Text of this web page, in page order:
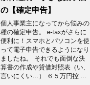
の【確定申告】
個人事業主になってから悩みの
種の確定申告。 e-taxがさらに
便利に！スマホとパソコンを使
って電子申告できるようになり
ましたね。 それでも面倒な決
算書の作成や貸借対照表（い、
言いにくい…） ６５万円控 ...